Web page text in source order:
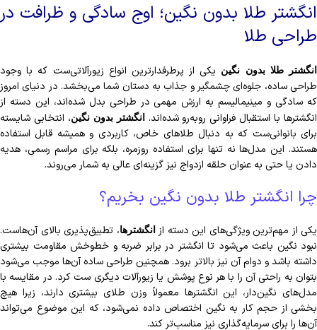
انگشتر طلا بدون نگین؛ اوج سادگی و ظرافت در
طراحی طلا
انگشتر طلا بدون نگین یکی از پرطرفدارترین انواع زیورآلاتی‌ست که با وجود
طراحی ساده، جلوه‌ای چشمگیر و جذاب به دستان شما می‌بخشد. در دنیای امروز
که سادگی و مینیمالیسم به ارزش‌ مهمی در طراحی بدل شده‌اند، این دسته از
انگشترها با استقبال فراوانی روبه‌رو شده‌اند. انگشتر بدون نگین، انتخابی شایسته
برای بانوانی‌ست که به دنبال طلاهای خاص، کاربردی و همیشه قابل استفاده
هستند. این مدل‌ها نه تنها برای استفاده روزمره، بلکه برای مراسم رسمی، هدیه
دادن یا حتی به عنوان حلقه ازدواج نیز گزینه‌ای عالی به شمار می‌روند.
چرا انگشتر طلا بدون نگین بخریم؟
یکی از مهم‌ترین ویژگی‌های این دسته از انگشترها، تطبیق‌پذیری بالای آن‌هاست.
نبود نگین باعث می‌شود تا انگشتر در برابر ضربه و خط‌وخش مقاومت بیشتری
داشته باشد و دوام آن نیز بالاتر برود. همچنین طراحی ساده آن‌ها موجب می‌شود
بتوان به راحتی آن را با هر نوع پوشش یا زیورآلات دیگری ست کرد. در مقایسه با
مدل‌های نگین‌دار، این انگشترها معمولاً وزن طلای بیشتری دارند، زیرا هیچ
بخشی از حجم کار به نگین اختصاص داده نمی‌شود، که این موضوع می‌تواند
آن‌ها را برای سرمایه‌گذاری نیز مناسب‌تر کند.